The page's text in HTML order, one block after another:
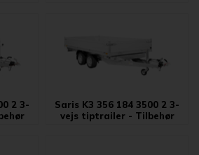
2 3-
Saris K3 356 184 3500 2 3-
vejs tiptrailer - Tilbehør